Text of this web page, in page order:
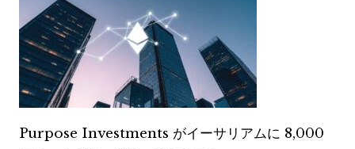
Purpose Investments がイーサリアムに 8,000